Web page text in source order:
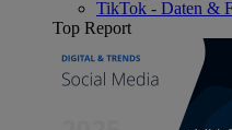
TikTok - Daten &
Top Report